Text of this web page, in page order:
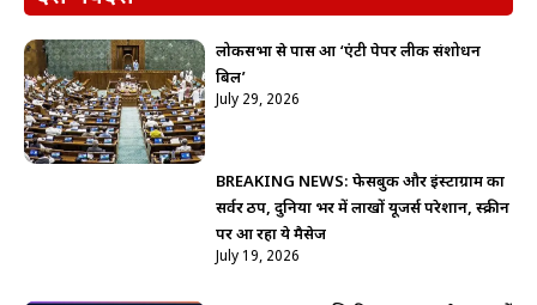
लोकसभा से पास हुआ ‘एंटी पेपर लीक संशोधन
बिल’
July 29, 2026
BREAKING NEWS: फेसबुक और इंस्टाग्राम का
सर्वर ठप, दुनिया भर में लाखों यूजर्स परेशान, स्क्रीन
पर आ रहा ये मैसेज
July 19, 2026